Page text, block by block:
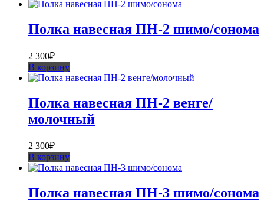
Полка навесная ПН-2 шимо/сонома
2 300₽
В корзину
Полка навесная ПН-2 венге/
молочный
2 300₽
В корзину
Полка навесная ПН-3 шимо/сонома